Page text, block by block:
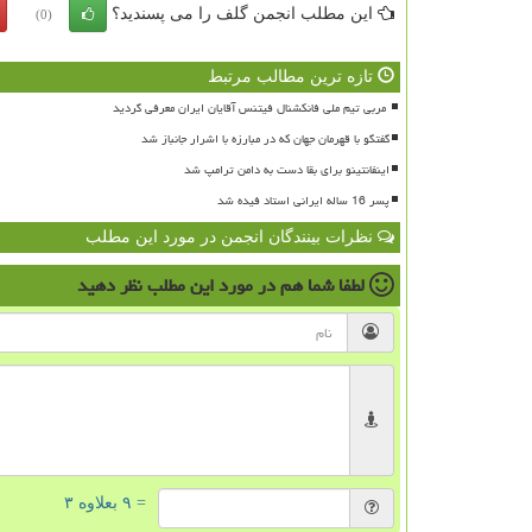
این مطلب انجمن گلف را می پسندید؟ (0)
تازه ترین مطالب مرتبط
گفتگو با قهرمان جهان که در مبارزه با اشرار جانباز شد
اینفانتینو برای بقا دست به دامن ترامپ شد
پسر 16 ساله ایرانی استاد فیده شد
نظرات بینندگان انجمن در مورد این مطلب
لطفا شما همدر مورد این مطلبنظر دهید
= ۹ بعلاوه ۳